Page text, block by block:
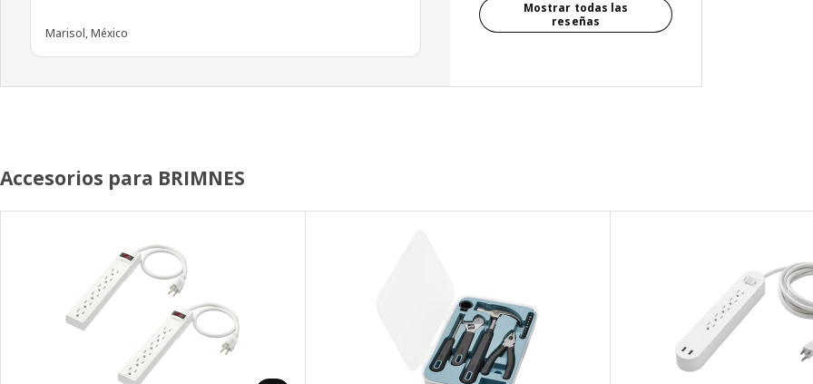
Marisol, México
Mostrar todas las
reseñas
Accesorios para BRIMNES